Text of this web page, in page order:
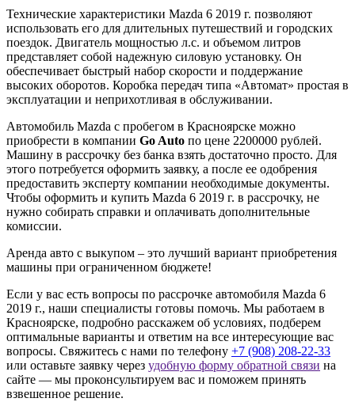
Технические характеристики Mazda 6 2019 г. позволяют
использовать его для длительных путешествий и городских
поездок. Двигатель мощностью л.с. и объемом литров
представляет собой надежную силовую установку. Он
обеспечивает быстрый набор скорости и поддержание
высоких оборотов. Коробка передач типа «Автомат» простая в
эксплуатации и неприхотливая в обслуживании.
Автомобиль Mazda с пробегом в Красноярске можно
приобрести в компании Go Auto по цене 2200000 рублей.
Машину в рассрочку без банка взять достаточно просто. Для
этого потребуется оформить заявку, а после ее одобрения
предоставить эксперту компании необходимые документы.
Чтобы оформить и купить Mazda 6 2019 г. в рассрочку, не
нужно собирать справки и оплачивать дополнительные
комиссии.
Аренда авто с выкупом – это лучший вариант приобретения
машины при ограниченном бюджете!
Если у вас есть вопросы по рассрочке автомобиля Mazda 6
2019 г., наши специалисты готовы помочь. Мы работаем в
Красноярске, подробно расскажем об условиях, подберем
оптимальные варианты и ответим на все интересующие вас
вопросы. Свяжитесь с нами по телефону +7 (908) 208-22-33
или оставьте заявку через удобную форму обратной связи на
сайте — мы проконсультируем вас и поможем принять
взвешенное решение.